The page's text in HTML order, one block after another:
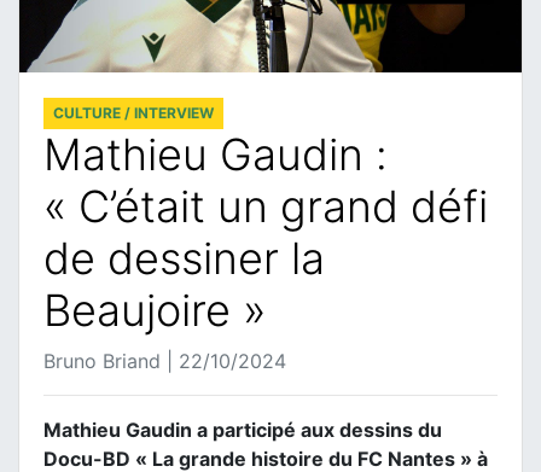
CULTURE / INTERVIEW
Mathieu Gaudin :
« C’était un grand défi
de dessiner la
Beaujoire »
Bruno Briand | 22/10/2024
Mathieu Gaudin a participé aux dessins du
Docu-BD « La grande histoire du FC Nantes » à